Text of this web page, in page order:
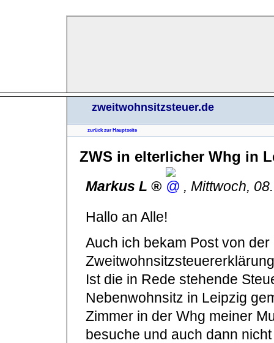
zweitwohnsitzsteuer.de
zurück zur Hauptseite
ZWS in elterlicher Whg in
Markus L
, Mittwoch,
Hallo an Alle!
Auch ich bekam Post von
Ist die in Rede stehende
Nebenwohnsitz in Leipzig
Zimmer in der Whg meiner
besuche und auch dann